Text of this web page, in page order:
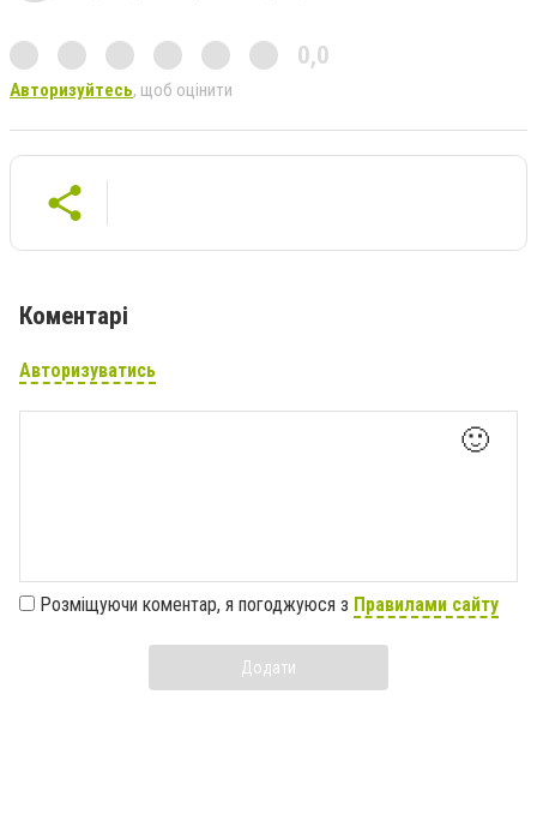
0,0
Авторизуйтесь, щоб оцінити
Коментарі
Авторизуватись
🙂
Розміщуючи коментар, я погоджуюся з Правилами сайту
Додати